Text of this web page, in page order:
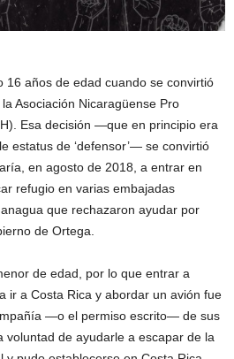
16 años de edad cuando se convirtió
Asociación Nicaragüense Pro
Esa decisión —que en principio era
estatus de ‘defensor’— se convirtió
en agosto de 2018, a entrar en
refugio en varias embajadas
que rechazaron ayudar por
de Ortega.
de edad, por lo que entrar a
ir a Costa Rica y abordar un avión fue
—o el permiso escrito— de sus
voluntad de ayudarle a escapar de la